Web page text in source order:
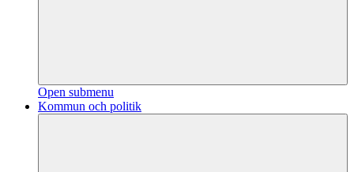
Open submenu
Kommun och politik